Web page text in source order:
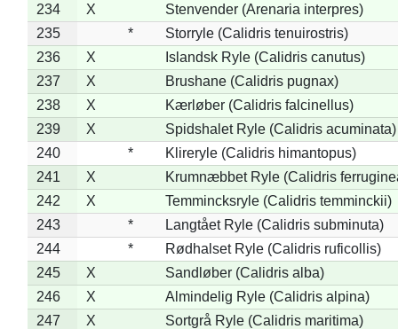
234 X
Stenvender (Arenaria interpres)
235
*
Storryle (Calidris tenuirostris)
236
X
Islandsk Ryle (Calidris canutus)
237
X
Brushane (Calidris pugnax)
238
X
Kærløber (Calidris falcinellus)
239
X
Spidshalet Ryle (Calidris acuminata)
240
*
Klireryle (Calidris himantopus)
241
X
Krumnæbbet Ryle (Calidris
242
X
Temmincksryle (Calidris temminckii)
243
*
Langtået Ryle (Calidris subminuta)
244
*
Rødhalset Ryle (Calidris ruficollis)
245
X
Sandløber (Calidris alba)
246
X
Almindelig Ryle (Calidris alpina)
247
X
Sortgrå Ryle (Calidris maritima)